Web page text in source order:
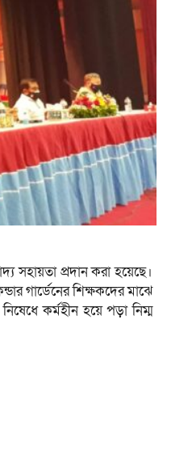
সহায়তা প্রদান করা হয়েছে।
গার্ডেনের শিক্ষকদের মাঝে
কর্মহীন হয়ে পড়া নিম্ম